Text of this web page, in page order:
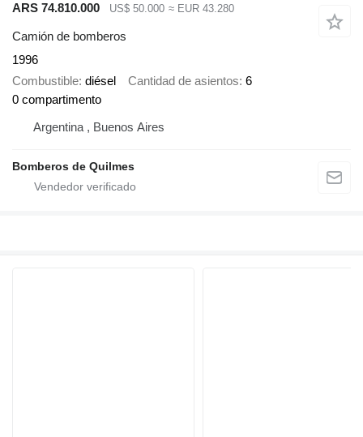
ARS 74.810.000
US$ 50.000 ≈ EUR 43.280
Camión de bomberos
1996
Combustible diésel Cantidad de asientos 6
0 compartimento
Argentina , Buenos Aires
Bomberos de Quilmes